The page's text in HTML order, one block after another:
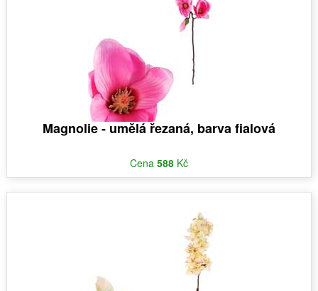
Magnolie - umělá řezaná, barva fialová
Cena 588 Kč